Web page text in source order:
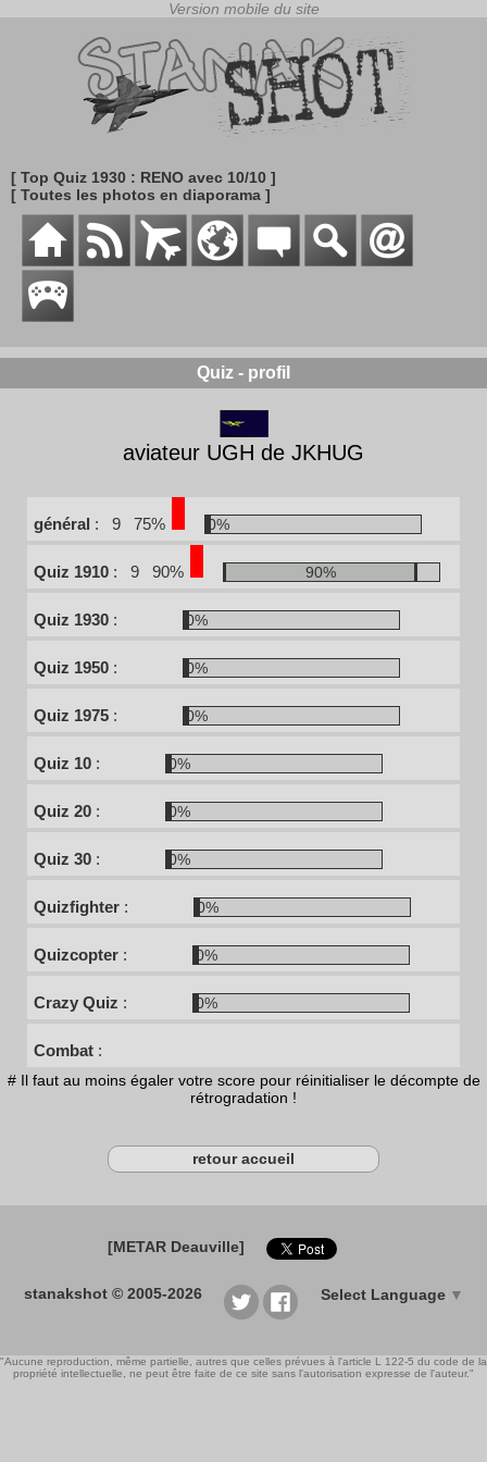
[ Top Quiz 1930 : RENO avec 10/10 ]
[ Toutes les photos en diaporama ]
Quiz - profil
aviateur UGH de JKHUG
général : 9 75% 0%
Quiz 1910 : 9 90% 90%
Quiz 1930 : 0%
Quiz 1950 : 0%
Quiz 1975 : 0%
Quiz 10 : 0%
Quiz 20 : 0%
Quiz 30 : 0%
Quizfighter : 0%
Quizcopter : 0%
Crazy Quiz : 0%
Combat :
# Il faut au moins égaler votre score pour réinitialiser le décompte de
rétrogradation !
retour accueil
[METAR Deauville]
stanakshot © 2005-2026 Select Language ▼
"Aucune reproduction, même partielle, autres que celles prévues à l'article L 122-5 du code de la
propriété intellectuelle, ne peut être faite de ce site sans l'autorisation expresse de l'auteur."